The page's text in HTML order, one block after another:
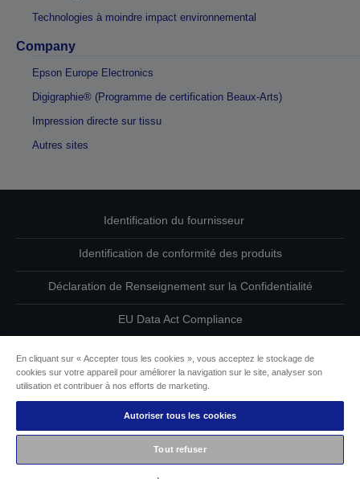
Technologies à moindre impact environnemental
Company
Epson Europe Electronics
Digigraphie® (Programme de certification Beaux-Arts)
Impression directe sur tissu
Autres sites
Identification du fournisseur
Identification de conformité des produits
Déclaration de Renseignement sur la Confidentialité
EU Data Act Compliance
Informations sur les cookies
L’engagement d’Epson pour l’accessibilité
Copyright © 2026 Seiko Epson
En cliquant sur « Accepter tous les cookies », vous acceptez le stockage de
cookies sur votre appareil pour améliorer la navigation sur le site, analyser son
utilisation et contribuer à nos efforts de marketing.
Autoriser tous les cookies
Tout refuser